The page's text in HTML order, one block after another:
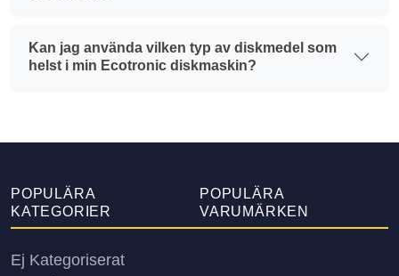
Kan jag använda vilken typ av diskmedel som
helst i min Ecotronic diskmaskin?
POPULÄRA
KATEGORIER
Ej Kategoriserat
POPULÄRA
VARUMÄRKEN